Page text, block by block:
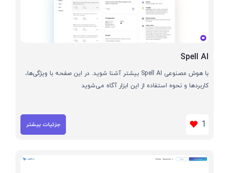
Spell AI
با هوش مصنوعی Spell AI بیشتر آشنا شوید. در این صفحه با ویژگی‌ها،
کاربردها و نحوه استفاده از این ابزار آگاه می‌شوید
1 جزئیات بیشتر